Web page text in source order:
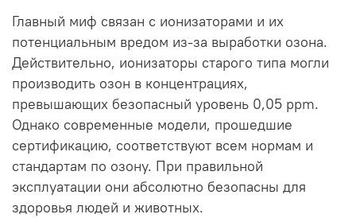
Главный миф связан с ионизаторами и их
потенциальным вредом из-за выработки озона.
Действительно, ионизаторы старого типа могли
производить озон в концентрациях,
превышающих безопасный уровень 0,05 ppm.
Однако современные модели, прошедшие
сертификацию, соответствуют всем нормам и
стандартам по озону. При правильной
эксплуатации они абсолютно безопасны для
здоровья людей и животных.